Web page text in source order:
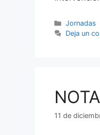
Categorías
Jornadas
Deja un
11 de